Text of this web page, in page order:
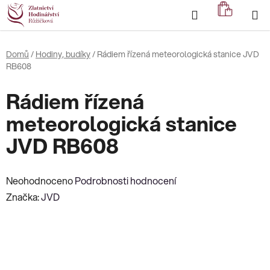
Přejít
na
obsah
Hledat
KOŠÍK
Domů / Hodiny, budíky/ Rádiem řízená meteorologická stanice JVD
RB608
Rádiem řízená
meteorologická stanice
JVD RB608
Průměrné
hodnocení
NeohodnocenoPodrobnosti hodnocení
Značka:JVD